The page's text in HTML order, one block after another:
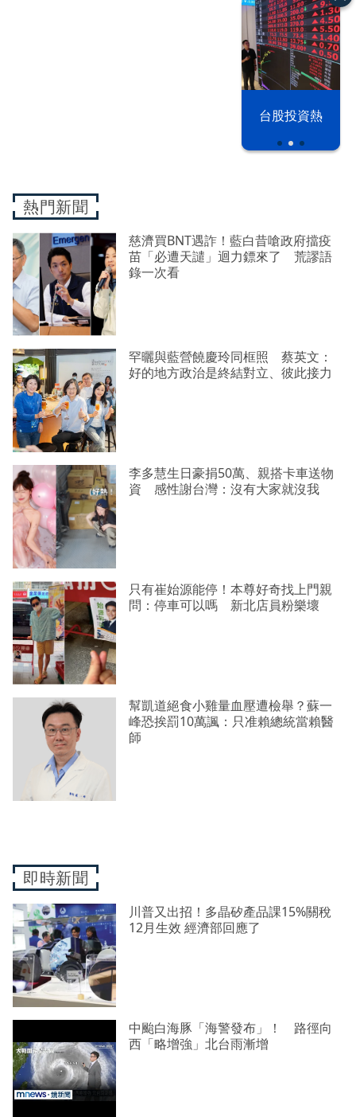
台股投資熱
熱門新聞
慈濟買BNT遇詐！藍白昔嗆政府擋疫
苗「必遭天譴」迴力鏢來了 荒謬語
錄一次看
罕曬與藍營饒慶玲同框照 蔡英文：
好的地方政治是終結對立、彼此接力
李多慧生日豪捐50萬、親搭卡車送物
資 感性謝台灣：沒有大家就沒我
只有崔始源能停！本尊好奇找上門親
問：停車可以嗎 新北店員粉樂壞
幫凱道絕食小雞量血壓遭檢舉？蘇一
峰恐挨罰10萬諷：只准賴總統當賴醫
師
即時新聞
川普又出招！多晶矽產品課15%關稅
12月生效 經濟部回應了
中颱白海豚「海警發布」！ 路徑向
西「略增強」北台雨漸增